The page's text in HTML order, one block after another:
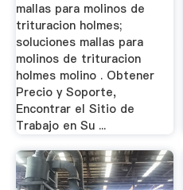
mallas para molinos de
trituracion holmes;
soluciones mallas para
molinos de trituracion
holmes molino . Obtener
Precio y Soporte,
Encontrar el Sitio de
Trabajo en Su ...